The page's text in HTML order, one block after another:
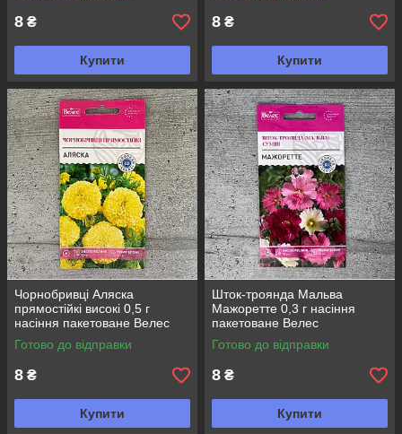
8 ₴
Купити
8 ₴
Купити
Чорнобривці Аляска
прямостійкі високі 0,5 г
насіння пакетоване Велес
Готово до відправки
8 ₴
Купити
Шток-троянда Мальва
Мажоретте 0,3 г насіння
пакетоване Велес
Готово до відправки
8 ₴
Купити